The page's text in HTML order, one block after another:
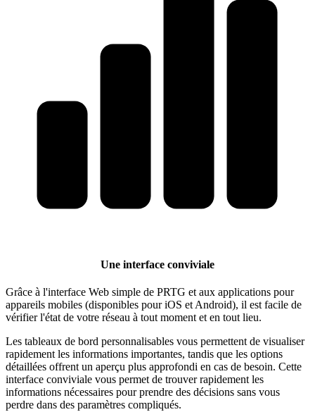
Une interface conviviale
Grâce à l'interface Web simple de PRTG et aux applications pour
appareils mobiles (disponibles pour iOS et Android), il est facile de
vérifier l'état de votre réseau à tout moment et en tout lieu.
Les tableaux de bord personnalisables vous permettent de visualiser
rapidement les informations importantes, tandis que les options
détaillées offrent un aperçu plus approfondi en cas de besoin. Cette
interface conviviale vous permet de trouver rapidement les
informations nécessaires pour prendre des décisions sans vous
perdre dans des paramètres compliqués.